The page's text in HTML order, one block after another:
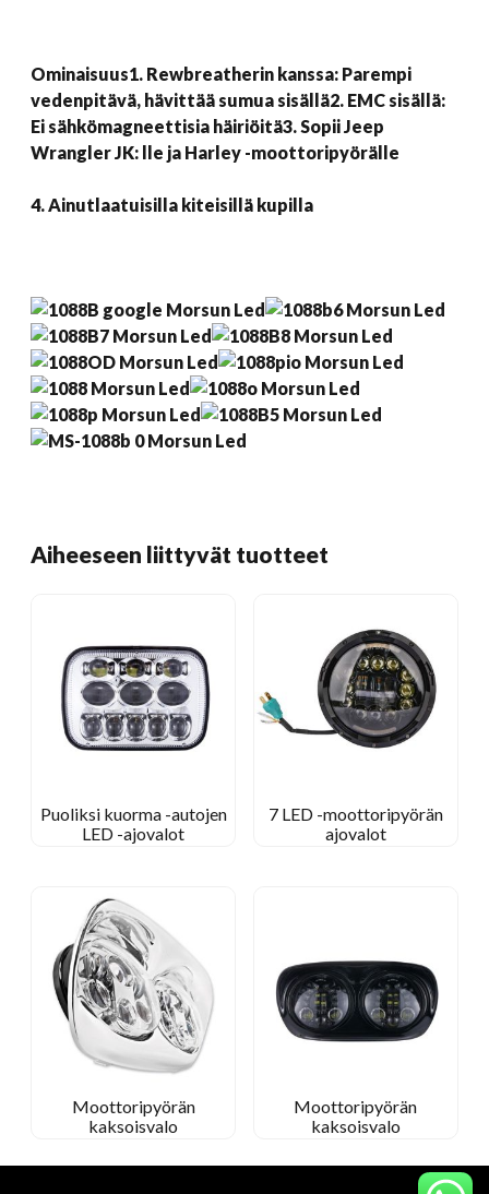
Ominaisuus1. Rewbreatherin kanssa: Parempi
vedenpitävä, hävittää sumua sisällä2. EMC sisällä:
Ei sähkömagneettisia häiriöitä3. Sopii Jeep
Wrangler JK: lle ja Harley -moottoripyörälle
4. Ainutlaatuisilla kiteisillä kupilla
Aiheeseen liittyvät tuotteet
Puoliksi kuorma -autojen
LED -ajovalot
7 LED -moottoripyörän
ajovalot
Moottoripyörän
kaksoisvalo
Moottoripyörän
kaksoisvalo